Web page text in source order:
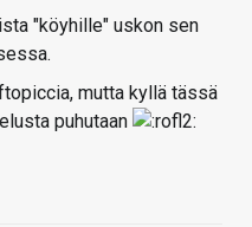
"köyhille" uskon sen
mutta kyllä tässä
puhutaan